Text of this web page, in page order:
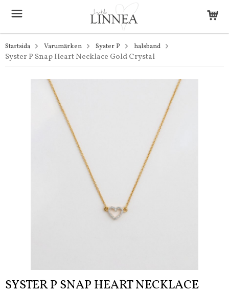
Startsida Varumärken Syster P halsband
Syster P Snap Heart Necklace Gold Crystal
SYSTER P SNAP HEART NECKLACE